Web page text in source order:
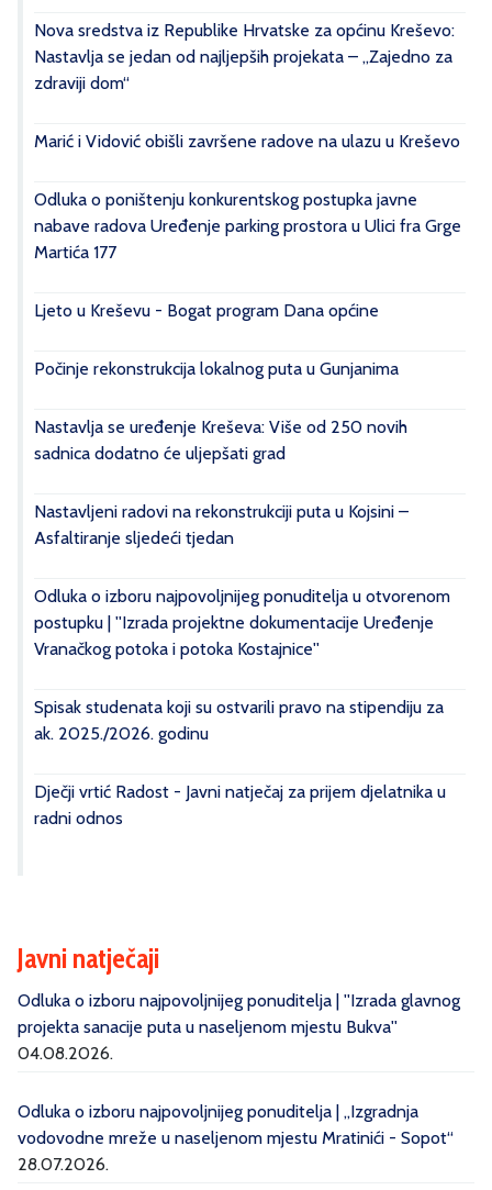
Nova sredstva iz Republike Hrvatske za općinu Kreševo:
Nastavlja se jedan od najljepših projekata – „Zajedno za
zdraviji dom“
Marić i Vidović obišli završene radove na ulazu u Kreševo
Odluka o poništenju konkurentskog postupka javne
nabave radova Uređenje parking prostora u Ulici fra Grge
Martića 177
Ljeto u Kreševu - Bogat program Dana općine
Počinje rekonstrukcija lokalnog puta u Gunjanima
Nastavlja se uređenje Kreševa: Više od 250 novih
sadnica dodatno će uljepšati grad
Nastavljeni radovi na rekonstrukciji puta u Kojsini –
Asfaltiranje sljedeći tjedan
Odluka o izboru najpovoljnijeg ponuditelja u otvorenom
postupku | ''Izrada projektne dokumentacije Uređenje
Vranačkog potoka i potoka Kostajnice''
Spisak studenata koji su ostvarili pravo na stipendiju za
ak. 2025./2026. godinu
Dječji vrtić Radost - Javni natječaj za prijem djelatnika u
radni odnos
Javni natječaji
Odluka o izboru najpovoljnijeg ponuditelja | ''Izrada glavnog
projekta sanacije puta u naseljenom mjestu Bukva''
04.08.2026.
Odluka o izboru najpovoljnijeg ponuditelja | „Izgradnja
vodovodne mreže u naseljenom mjestu Mratinići - Sopot“
28.07.2026.